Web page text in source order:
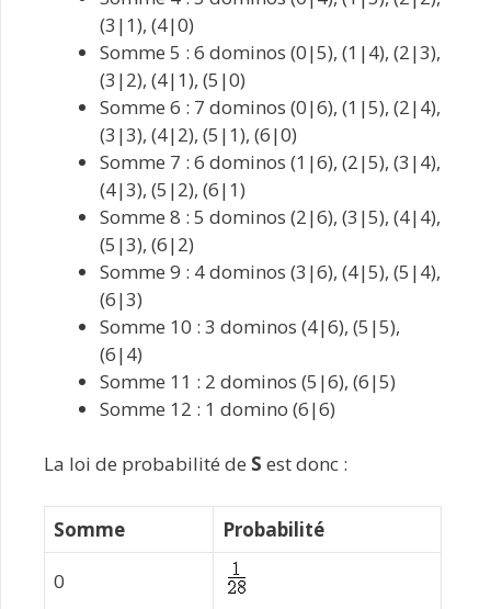
(3|1), (4|0)
Somme 5 : 6 dominos (0|5), (1|4), (2|3),
(3|2), (4|1), (5|0)
Somme 6 : 7 dominos (0|6), (1|5), (2|4),
(3|3), (4|2), (5|1), (6|0)
Somme 7 : 6 dominos (1|6), (2|5), (3|4),
(4|3), (5|2), (6|1)
Somme 8 : 5 dominos (2|6), (3|5), (4|4),
(5|3), (6|2)
Somme 9 : 4 dominos (3|6), (4|5), (5|4),
(6|3)
Somme 10 : 3 dominos (4|6), (5|5),
(6|4)
Somme 11 : 2 dominos (5|6), (6|5)
Somme 12 : 1 domino (6|6)
La loi de probabilité de S est donc :
Somme Probabilité
0